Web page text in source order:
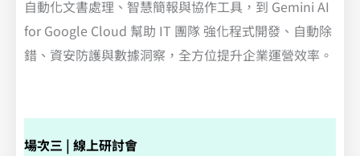
自動化文書處理、智慧簡報與協作工具，到 Gemini AI
for Google Cloud 幫助 IT 團隊 強化程式開發、自動除
錯、資安防護與數據洞察，全方位提升企業運營效率。
場次三 | 線上研討會